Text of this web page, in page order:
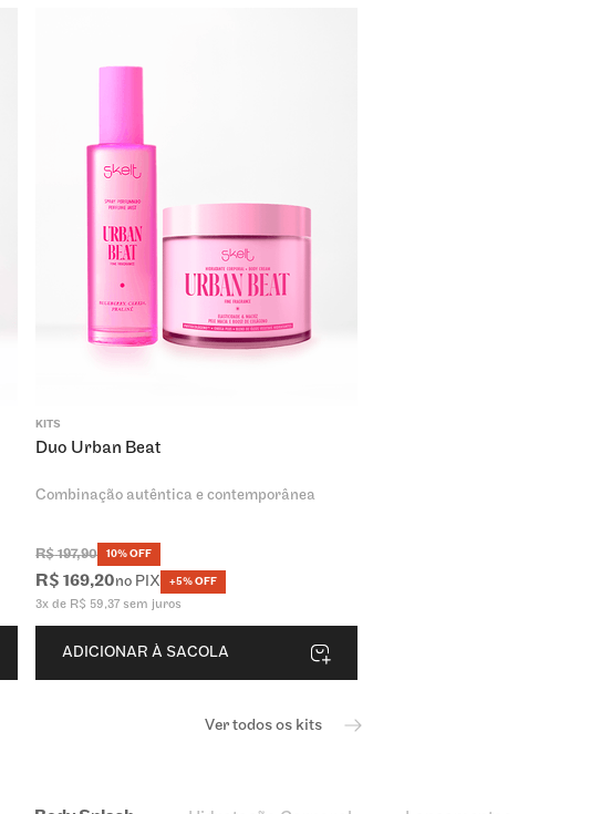
Ver todos os kits
KITS
Duo Urban Beat
Combinação autêntica e contemporânea
R$ 197,90 10% OFF
R$ 169,20no PIX +5% OFF
3x de R$ 59,37 sem juros
ADICIONAR À SACOLA